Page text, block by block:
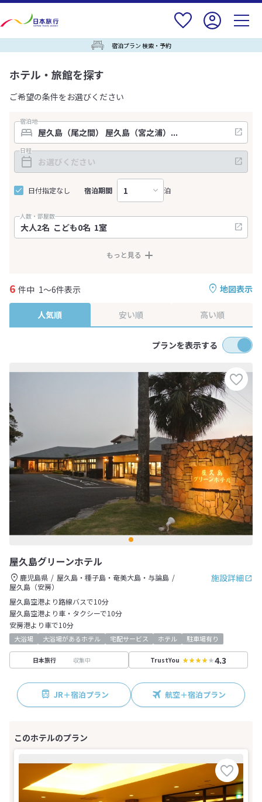
宿泊プラン 検索・予約
ホテル・旅館を探す
ご希望の条件をお選びください
宿泊地
日程
日付指定なし 宿泊期間 泊
人数・部屋数
もっと見る
地図表示
6 件中 1～6件表示
人気順 安い順 高い順
プランを表示する
屋久島グリーンホテル
施設詳細
鹿児島県
屋久島・種子島・奄美大島・与論島
屋久島（安房）
屋久島空港より路線バスで10分
屋久島空港より車・タクシーで10分
安房港より車で10分
大浴場 大浴場があるホテル 宅配サービス ホテル 駐車場有り
日本旅行 収集中 TrustYou 4.3
JR＋宿泊プラン 航空＋宿泊プラン